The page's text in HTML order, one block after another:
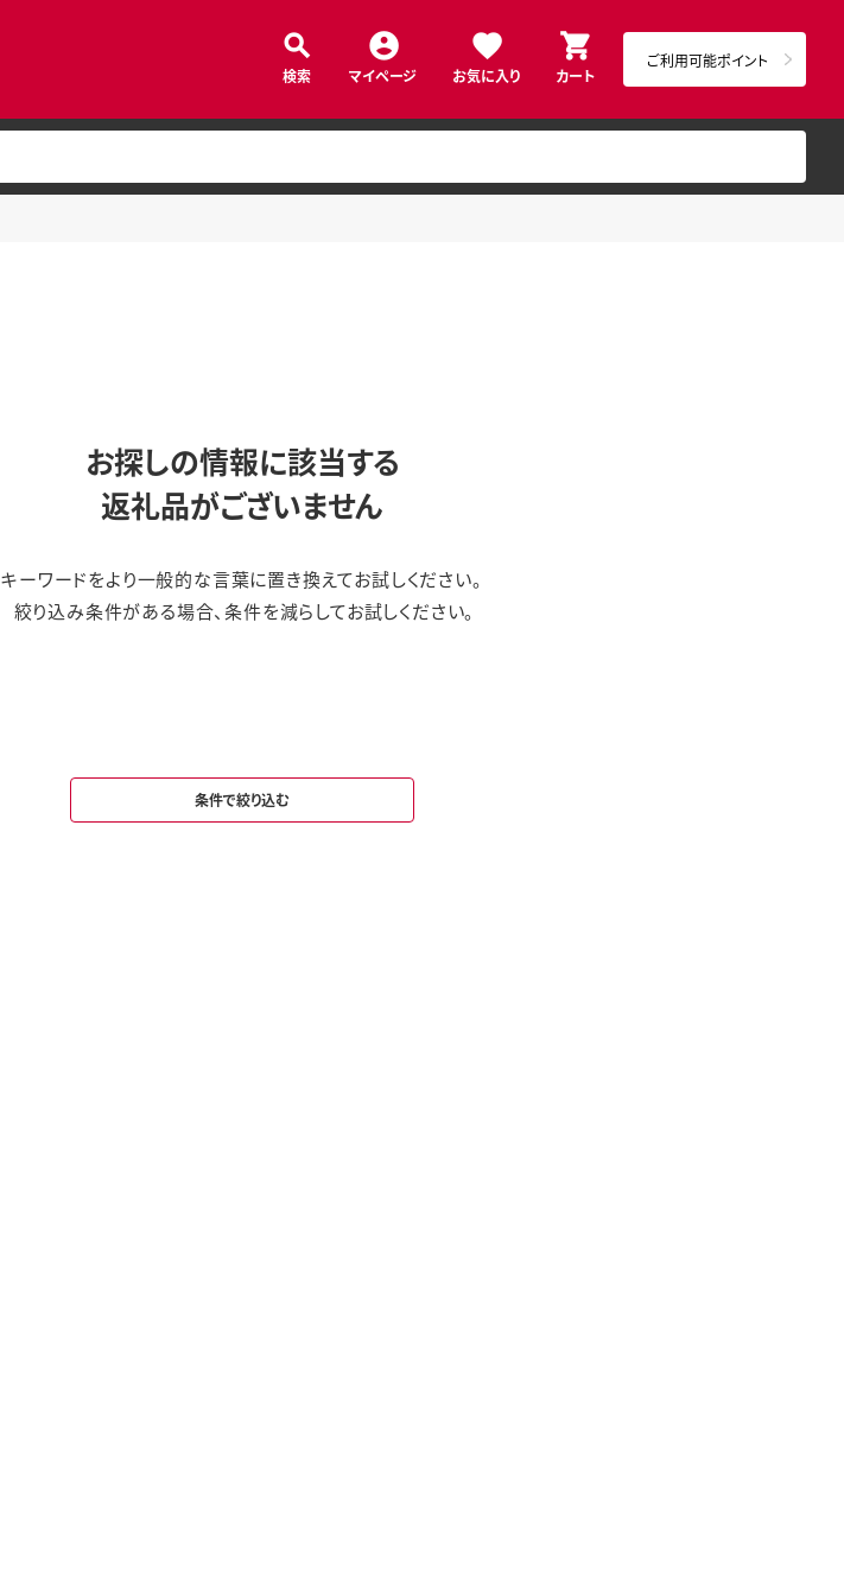
検索 マイページ お気に入り カート
ご利用可能ポイント
お探しの情報に該当する
返礼品がございません
キーワードをより一般的な言葉に置き換えてお試しください。
絞り込み条件がある場合、条件を減らしてお試しください。
条件で絞り込む